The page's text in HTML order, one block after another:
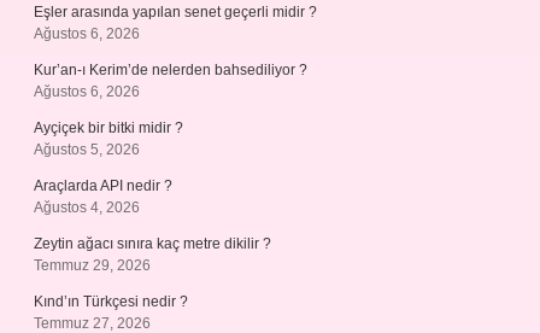
Eşler arasında yapılan senet geçerli midir ?
Ağustos 6, 2026
Kur’an-ı Kerim’de nelerden bahsediliyor ?
Ağustos 6, 2026
Ayçiçek bir bitki midir ?
Ağustos 5, 2026
Araçlarda API nedir ?
Ağustos 4, 2026
Zeytin ağacı sınıra kaç metre dikilir ?
Temmuz 29, 2026
Kınd’ın Türkçesi nedir ?
Temmuz 27, 2026